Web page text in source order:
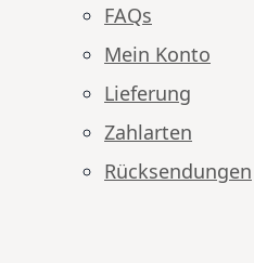
FAQs
Mein Konto
Lieferung
Zahlarten
Rücksendungen